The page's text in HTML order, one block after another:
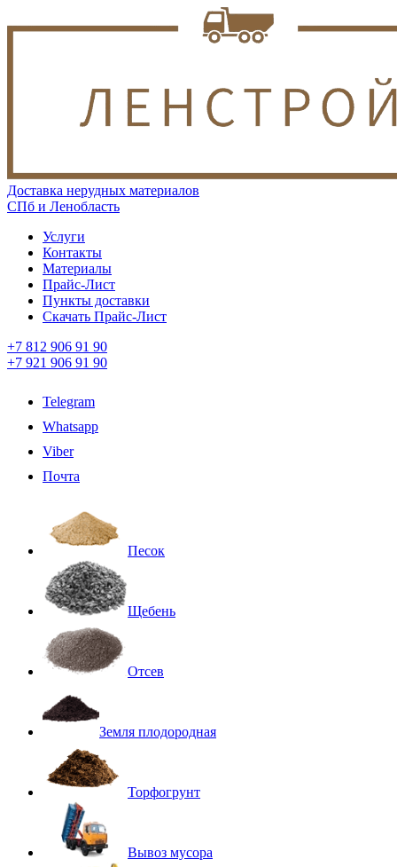
Доставка нерудных материалов
СПб и Ленобласть
Услуги
Контакты
Материалы
Прайс-Лист
Пункты доставки
Скачать Прайс-Лист
+7 812 906 91 90
+7 921 906 91 90
Telegram
Whatsapp
Viber
Почта
Песок
Щебень
Отсев
Земля плодородная
Торфогрунт
Вывоз мусора